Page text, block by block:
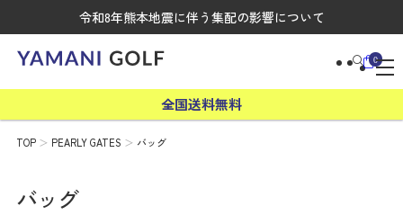
令和8年熊本地震に伴う集配の影響について
0
全国送料無料
TOP PEARLY GATES バッグ
バッグ